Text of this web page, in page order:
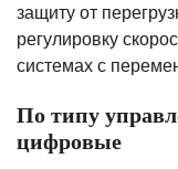
защиту от
регулировку
системах с
По типу
цифровые